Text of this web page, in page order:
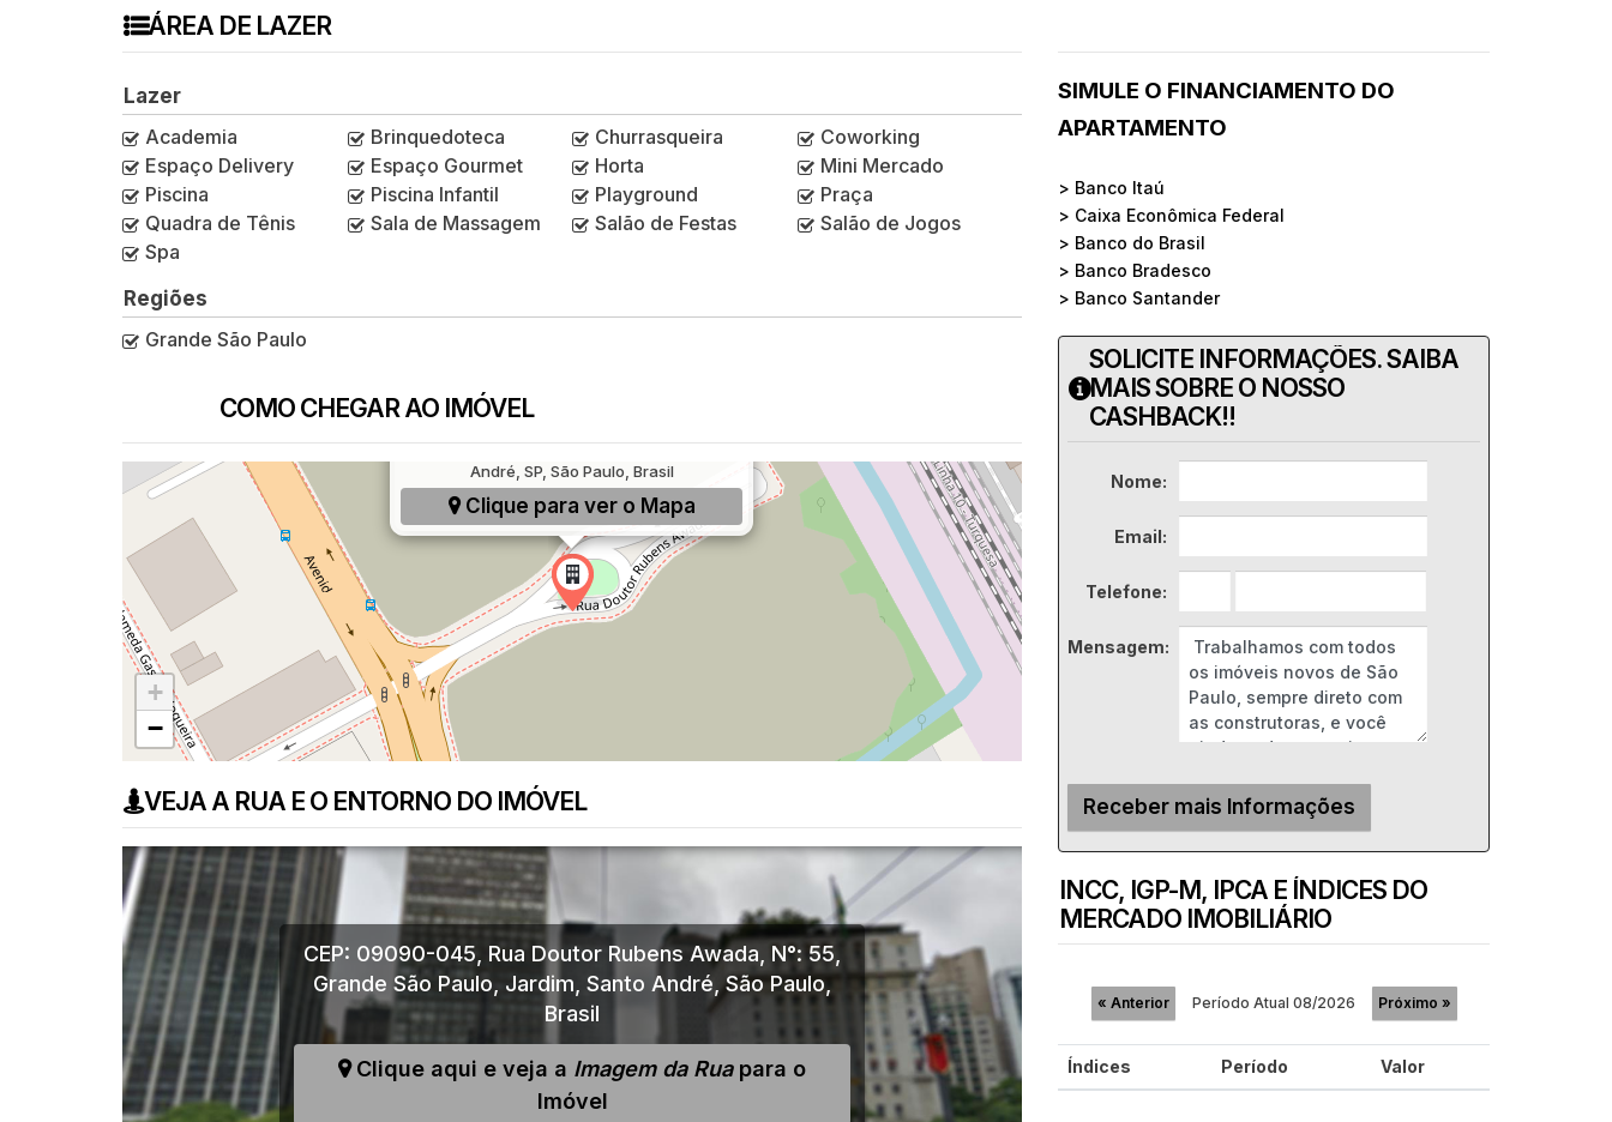
ÁREA DE LAZER
Lazer
Academia
Brinquedoteca Churrasqueira
Coworking
Espaço Delivery
Espaço Gourmet Horta
Mini Mercado
Piscina
Piscina Infantil Playground
Praça
Quadra de Tênis
Sala de Massagem Salão de Festas
Salão de Jogos
Spa
Regiões
Grande São Paulo
COMO CHEGAR AO IMÓVEL
Rua Doutor Rubens Awada, 55, Jardim, Santo
André, SP, São Paulo, Brasil
Clique para ver o Mapa
+
−
VEJA A RUA E O ENTORNO DO IMÓVEL
CEP: 09090-045 Rua Doutor Rubens Awada N°: 55
Grande São Paulo Jardim Santo André ,São Paulo
Brasil
Clique aqui e veja a Imagem da Ruapara o
Imóvel
SIMULE O FINANCIAMENTO DO
APARTAMENTO
> Banco Itaú
> Caixa Econômica Federal
> Banco do Brasil
> Banco Bradesco
> Banco Santander
SOLICITE INFORMAÇÕES. SAIBA
MAIS SOBRE O NOSSO
CASHBACK!!
Nome:
Email:
Telefone:
Mensagem:
INCC, IGP-M, IPCA E ÍNDICES DO
MERCADO IMOBILIÁRIO
« Anterior Período Atual 08/2026 Próximo »
Índices Período Valor